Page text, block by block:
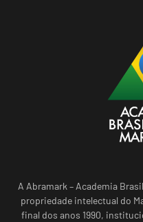
A Abramark – Academia
propriedade intelectual do
final dos anos 1990,